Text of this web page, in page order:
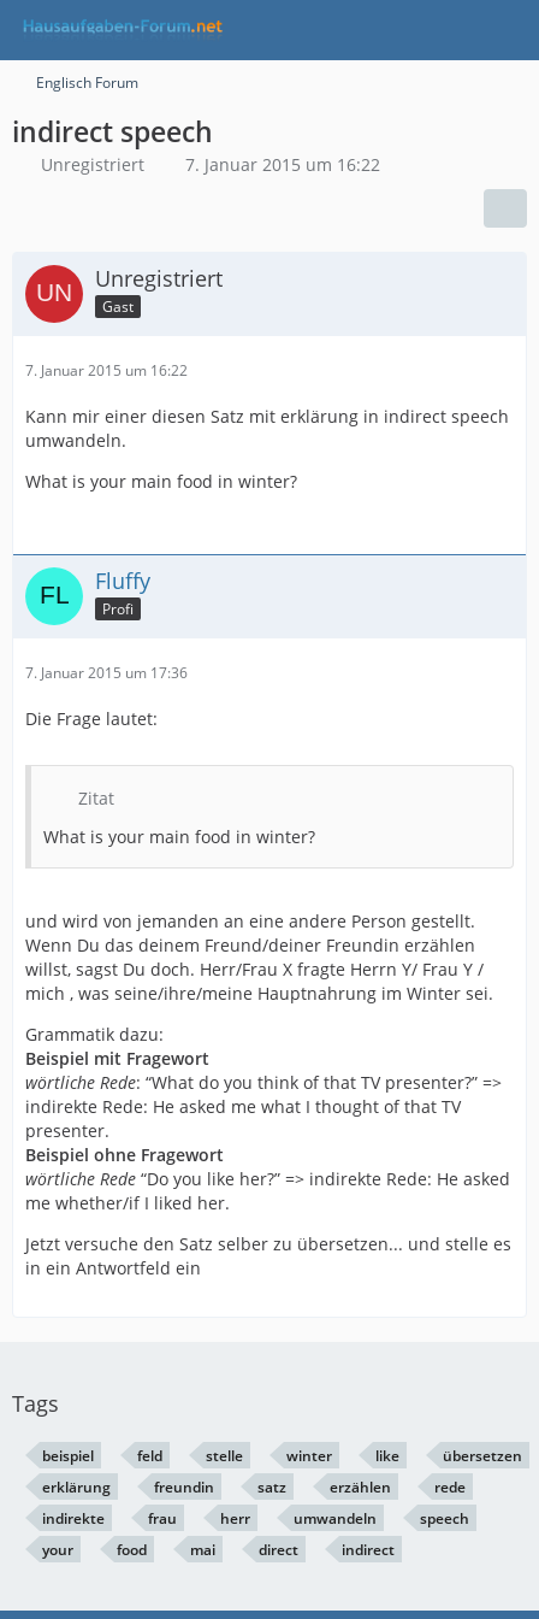
Englisch Forum
indirect speech
Unregistriert 7. Januar 2015 um 16:22
Unregistriert
Gast
7. Januar 2015 um 16:22
Kann mir einer diesen Satz mit erklärung in indirect speech
umwandeln.
What is your main food in winter?
Fluffy
Profi
7. Januar 2015 um 17:36
Die Frage lautet:
Zitat
What is your main food in winter?
und wird von jemanden an eine andere Person gestellt.
Wenn Du das deinem Freund/deiner Freundin erzählen
willst, sagst Du doch. Herr/Frau X fragte Herrn Y/ Frau Y /
mich , was seine/ihre/meine Hauptnahrung im Winter sei.
Grammatik dazu:
Beispiel mit Fragewort
wörtliche Rede: “What do you think of that TV presenter?” =>
indirekte Rede: He asked me what I thought of that TV
presenter.
Beispiel ohne Fragewort
wörtliche Rede “Do you like her?” => indirekte Rede: He asked
me whether/if I liked her.
Jetzt versuche den Satz selber zu übersetzen... und stelle es
in ein Antwortfeld ein
Tags
beispiel feld stelle winter like
übersetzen
erklärung
freundin satz erzählen
rede
indirekte
frau herr umwandeln
speech
your
food mai direct indirect